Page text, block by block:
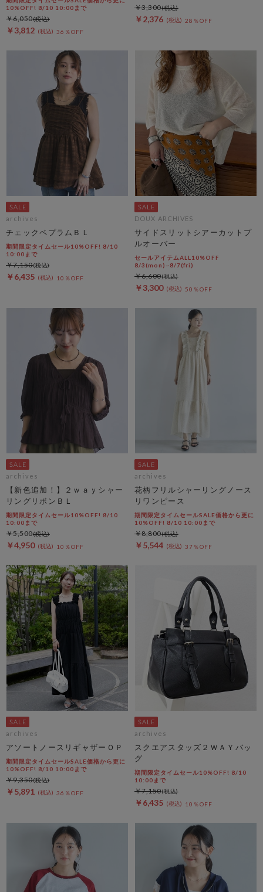
10%OFF! 8/10 10:00まで
￥3,812 36％OFF
￥6,050 ￥2,376 28％OFF
￥3,300
archives
チェックペプラムＢＬ
期間限定タイムセール10%OFF! 8/10
10:00まで
￥6,435 10％OFF
￥7,150
DOUX ARCHIVES
サイドスリットシアーカットプ
ルオーバー
セールアイテムALL10%OFF
8/3(mon)~8/7(fri)
￥3,300 50％OFF
￥6,600
archives
【新色追加！】２ｗａｙシャー
リングリボンＢＬ
期間限定タイムセール10%OFF! 8/10
10:00まで
￥4,950 10％OFF
￥5,500
archives
花柄フリルシャーリングノース
リワンピース
期間限定タイムセールSALE価格から更に
10%OFF! 8/10 10:00まで
￥5,544 37％OFF
￥8,800
archives
アソートノースリギャザーＯＰ
期間限定タイムセールSALE価格から更に
10%OFF! 8/10 10:00まで
￥5,891 36％OFF
￥9,350
archives
スクエアスタッズ２ＷＡＹバッ
グ
期間限定タイムセール10%OFF! 8/10
10:00まで
￥6,435 10％OFF
￥7,150